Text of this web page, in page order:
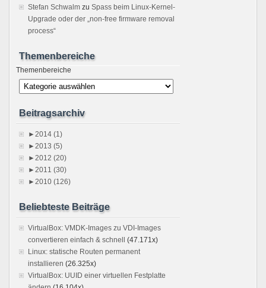
Stefan Schwalm zu Spass beim Linux-Kernel-
Upgrade oder der „non-free firmware removal
process“
Themenbereiche
Themenbereiche
Beitragsarchiv
► 2014 (1)
► 2013 (5)
► 2012 (20)
► 2011 (30)
► 2010 (126)
Beliebteste Beiträge
VirtualBox: VMDK-Images zu VDI-Images
convertieren einfach & schnell (47.171x)
Linux: statische Routen permanent
installieren (26.325x)
VirtualBox: UUID einer virtuellen Festplatte